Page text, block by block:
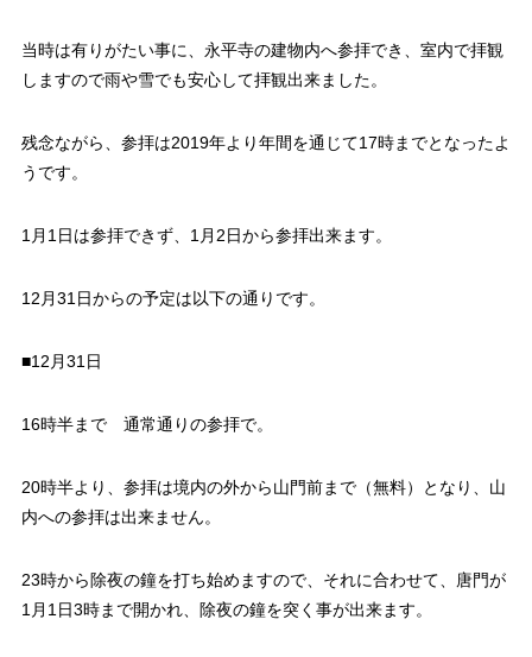
当時は有りがたい事に、永平寺の建物内へ参拝でき、室内で拝観
しますので雨や雪でも安心して拝観出来ました。
残念ながら、参拝は2019年より年間を通じて17時までとなったよ
うです。
1月1日は参拝できず、1月2日から参拝出来ます。
12月31日からの予定は以下の通りです。
■12月31日
16時半まで 通常通りの参拝で。
20時半より、参拝は境内の外から山門前まで（無料）となり、山
内への参拝は出来ません。
23時から除夜の鐘を打ち始めますので、それに合わせて、唐門が
1月1日3時まで開かれ、除夜の鐘を突く事が出来ます。